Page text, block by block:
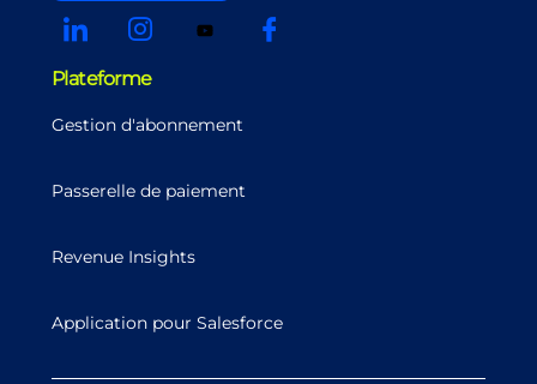
Plateforme
Gestion d'abonnement
Passerelle de paiement
Revenue Insights
Application pour Salesforce